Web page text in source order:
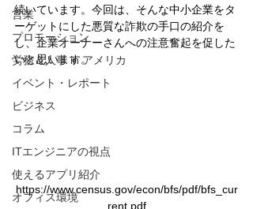
営業
プロモーション
労務＆人事 in アメリカ
イベント・レポート
ビジネス
コラム
ITエンジニアの視点
使えるアプリ紹介
オフィス環境
続いています。今回は、そんな中小企業をタ
ーゲットにした悪質な詐欺の手口の紹介を
し、企業オーナーさんへの注意奮起を促した
いと思います。
https://www.census.gov/econ/bfs/pdf/bfs_cur
rent.pdf